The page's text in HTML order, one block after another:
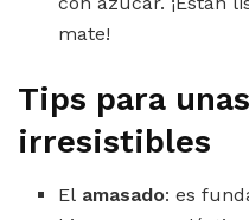
mate!
Tips para
irresistibles
El amasado: es